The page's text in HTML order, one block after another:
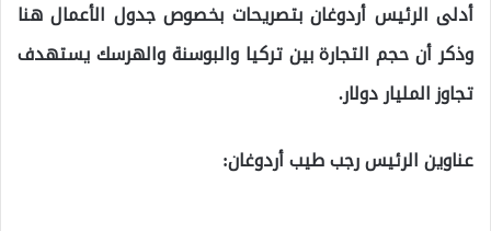
أدلى الرئيس أردوغان بتصريحات بخصوص جدول الأعمال هنا
وذكر أن حجم التجارة بين تركيا والبوسنة والهرسك يستهدف
تجاوز المليار دولار.
عناوين الرئيس رجب طيب أردوغان: